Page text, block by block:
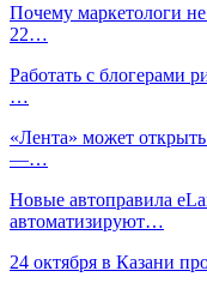
Почему маркетологи
22…
Работать с блогерами
…
«Лента» может
—…
Новые автоправила
автоматизируют…
24 октября в Казани